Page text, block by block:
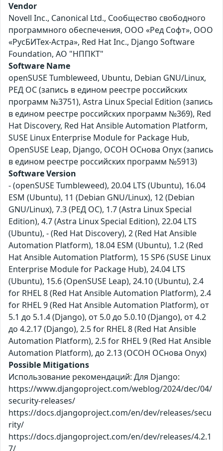
Vendor
Novell Inc., Canonical Ltd., Сообщество свободного
программного обеспечения, ООО «Ред Софт», ООО
«РусБИТех-Астра», Red Hat Inc., Django Software
Foundation, АО "НППКТ"
Software Name
openSUSE Tumbleweed, Ubuntu, Debian GNU/Linux,
РЕД ОС (запись в едином реестре российских
программ №3751), Astra Linux Special Edition (запись
в едином реестре российских программ №369), Red
Hat Discovery, Red Hat Ansible Automation Platform,
SUSE Linux Enterprise Module for Package Hub,
OpenSUSE Leap, Django, ОСОН ОСнова Оnyx (запись
в едином реестре российских программ №5913)
Software Version
- (openSUSE Tumbleweed), 20.04 LTS (Ubuntu), 16.04
ESM (Ubuntu), 11 (Debian GNU/Linux), 12 (Debian
GNU/Linux), 7.3 (РЕД ОС), 1.7 (Astra Linux Special
Edition), 4.7 (Astra Linux Special Edition), 22.04 LTS
(Ubuntu), - (Red Hat Discovery), 2 (Red Hat Ansible
Automation Platform), 18.04 ESM (Ubuntu), 1.2 (Red
Hat Ansible Automation Platform), 15 SP6 (SUSE Linux
Enterprise Module for Package Hub), 24.04 LTS
(Ubuntu), 15.6 (OpenSUSE Leap), 24.10 (Ubuntu), 2.4
for RHEL 8 (Red Hat Ansible Automation Platform), 2.4
for RHEL 9 (Red Hat Ansible Automation Platform), от
5.1 до 5.1.4 (Django), от 5.0 до 5.0.10 (Django), от 4.2
до 4.2.17 (Django), 2.5 for RHEL 8 (Red Hat Ansible
Automation Platform), 2.5 for RHEL 9 (Red Hat Ansible
Automation Platform), до 2.13 (ОСОН ОСнова Оnyx)
Possible Mitigations
Использование рекомендаций: Для Django:
https://www.djangoproject.com/weblog/2024/dec/04/
security-releases/
https://docs.djangoproject.com/en/dev/releases/secu
rity/
https://docs.djangoproject.com/en/dev/releases/4.2.1
7/